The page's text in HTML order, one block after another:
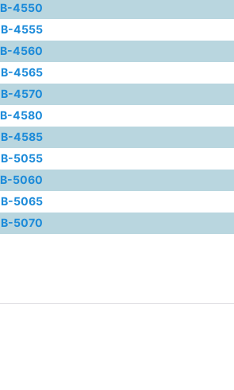
4550
4555
4560
4565
4570
4580
4585
5055
5060
5065
5070